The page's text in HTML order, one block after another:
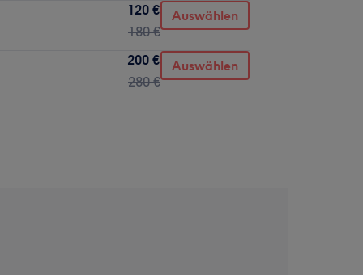
120 €
180 €
Auswählen
200 €
280 €
Auswählen